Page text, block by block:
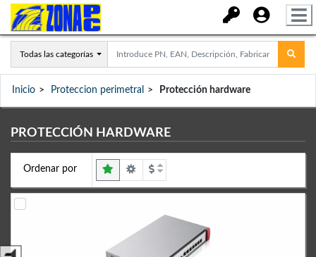
Todas las categorías
Inicio Proteccion perimetral Protección hardware
PROTECCIÓN HARDWARE
Ordenar por